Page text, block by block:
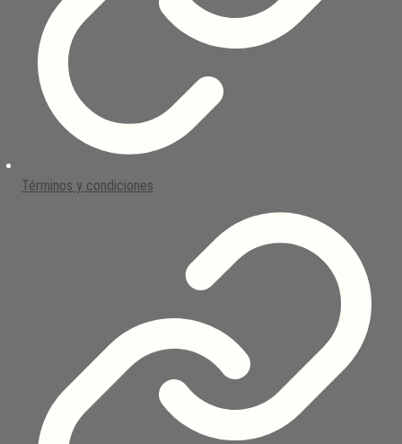
Términos y condiciones